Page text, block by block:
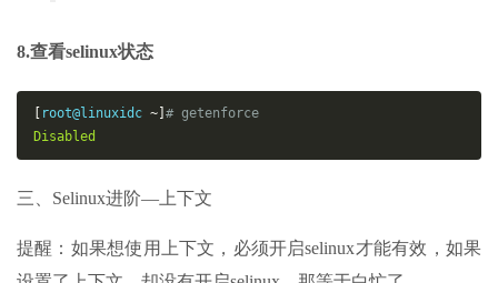
8.查看selinux状态
root@linuxidc ~] # getenforce
Disabled
三、Selinux进阶—上下文
提醒：如果想使用上下文，必须开启selinux才能有效，如果